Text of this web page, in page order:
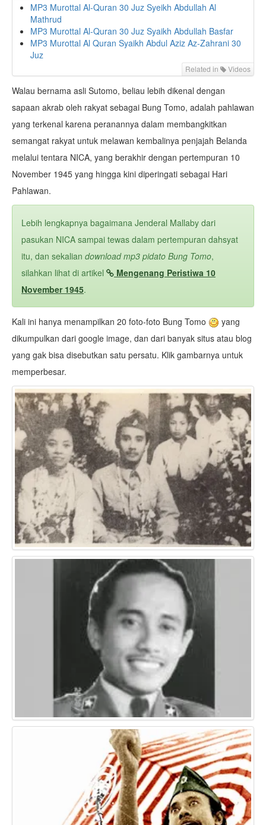
MP3 Murottal Al-Quran 30 Juz Syeikh Abdullah Al
Mathrud
MP3 Murottal Al-Quran 30 Juz Syaikh Abdullah Basfar
MP3 Murottal Al Quran Syaikh Abdul Aziz Az-Zahrani 30
Juz
Related in Videos
Walau bernama asli Sutomo, beliau lebih dikenal dengan
sapaan akrab oleh rakyat sebagai Bung Tomo, adalah pahlawan
yang terkenal karena peranannya dalam membangkitkan
semangat rakyat untuk melawan kembalinya penjajah Belanda
melalui tentara NICA, yang berakhir dengan pertempuran 10
November 1945 yang hingga kini diperingati sebagai Hari
Pahlawan.
Lebih lengkapnya bagaimana Jenderal Mallaby dari
pasukan NICA sampai tewas dalam pertempuran dahsyat
itu, dan sekalian download mp3 pidato Bung Tomo,
silahkan lihat di artikel
Mengenang Peristiwa 10
November 1945.
Kali ini hanya menampilkan 20 foto-foto Bung Tomo
yang
dikumpulkan dari google image, dan dari banyak situs atau blog
yang gak bisa disebutkan satu persatu. Klik gambarnya untuk
memperbesar.